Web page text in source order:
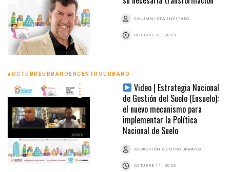
COLUMNISTA INVITADO
OCTUBRE 31, 2023
#OCTUBREURBANOENCENTROURBANO
Video | Estrategia Nacional
de Gestión del Suelo (Ensuelo):
el nuevo mecanismo para
implementar la Política
Nacional de Suelo
REDACCIÓN CENTRO URBANO
OCTUBRE 11, 2023